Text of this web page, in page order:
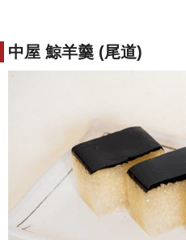
中屋 鯨羊羹 (尾道)